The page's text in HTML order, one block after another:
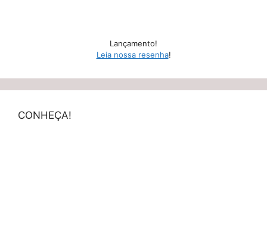
Lançamento!
Leia nossa resenha!
CONHEÇA!